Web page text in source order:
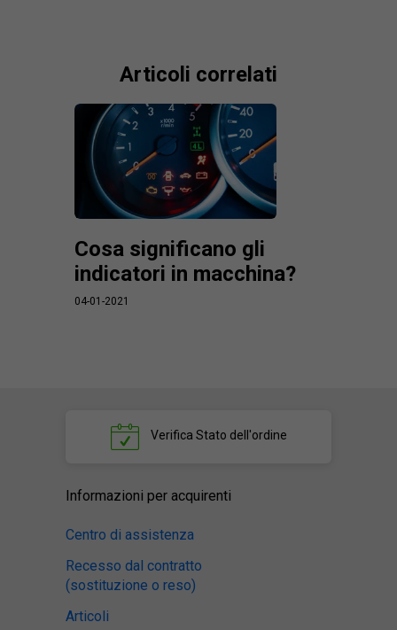
Articoli correlati
Cosa significano gli
indicatori in macchina?
04-01-2021
Verifica Stato dell'ordine
Informazioni per acquirenti
Centro di assistenza
Recesso dal contratto
(sostituzione o reso)
Articoli